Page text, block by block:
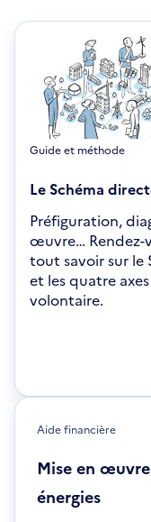
Guide et méthode
Le Schéma
Préfiguration,
œuvre… Rendez-
tout savoir sur le
et les quatre
volontaire.
nouvelle
Aide financière
Mise en
énergies